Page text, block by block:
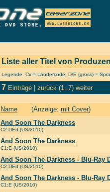
Liste aller Titel von
Legende: Cx = Ländercode, D/E (gross) =
7 Einträge | zurück (1..7) weiter
Name (Anzeige: mit Cover)
And Soon The Darkness
C2:DEd (US/2010)
And Soon The Darkness
C1:E (US/2010)
And Soon The Darkness - Blu-Ray
C2:DEd (US/2010)
And Soon The Darkness - Blu-Ray
C1:E (US/2010)